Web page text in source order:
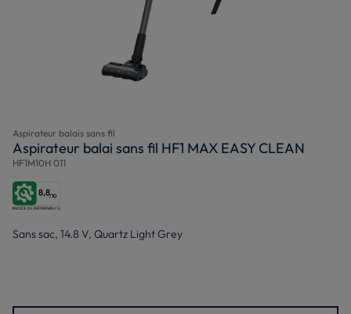
Aspirateur balais sans fil
Aspirateur balai sans fil HF1 MAX EASY CLEAN
HF1M10H 011
8,8/10
Sans sac, 14.8 V, Quartz Light Grey